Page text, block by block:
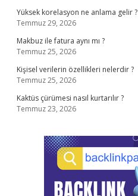
Yüksek korelasyon ne anlama gelir ?
Temmuz 29, 2026
Makbuz ile fatura aynı mı ?
Temmuz 25, 2026
Kişisel verilerin özellikleri nelerdir ?
Temmuz 25, 2026
Kaktüs çürümesi nasıl kurtarılır ?
Temmuz 23, 2026